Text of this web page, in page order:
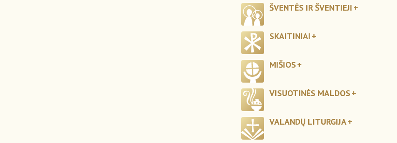
ŠVENTĖS IR ŠVENTIEJI
SKAITINIAI
MIŠIOS
VISUOTINĖS MALDOS
VALANDŲ LITURGIJA